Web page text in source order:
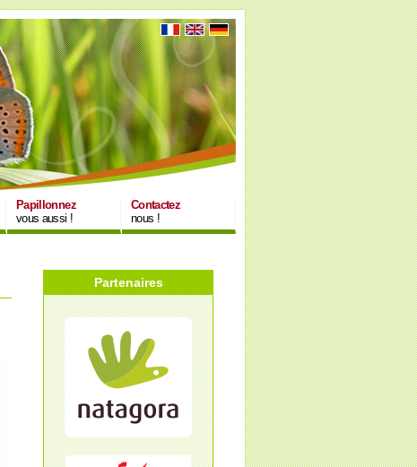
Papillonnez
vous aussi !
Contactez
nous !
Partenaires